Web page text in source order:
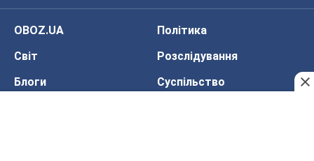
OBOZ.UA
Політика
Світ
Розслідування
Блоги
Суспільство